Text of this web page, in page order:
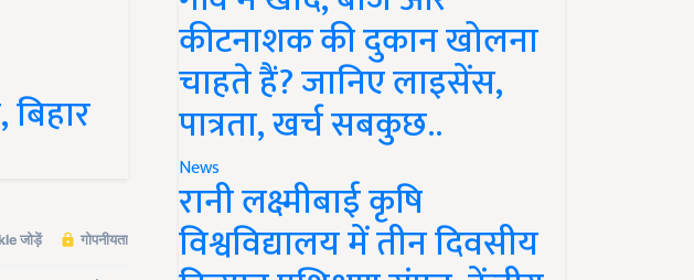
कीटनाशक की दुकान खोलना
चाहते हैं? जानिए लाइसेंस,
पात्रता, खर्च सबकुछ..
News
रानी लक्ष्मीबाई कृषि
विश्वविद्यालय में तीन दिवसीय